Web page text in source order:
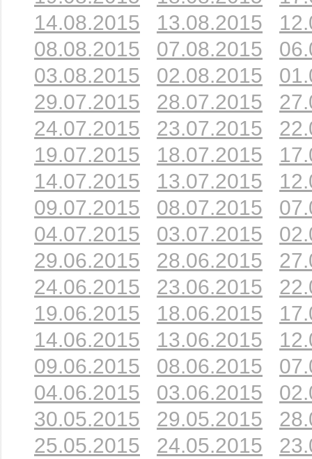
14.08.2015
13.08.2015
08.08.2015
07.08.2015
03.08.2015
02.08.2015
29.07.2015
28.07.2015
24.07.2015
23.07.2015
19.07.2015
18.07.2015
14.07.2015
13.07.2015
09.07.2015
08.07.2015
04.07.2015
03.07.2015
29.06.2015
28.06.2015
24.06.2015
23.06.2015
19.06.2015
18.06.2015
14.06.2015
13.06.2015
09.06.2015
08.06.2015
04.06.2015
03.06.2015
30.05.2015
29.05.2015
25.05.2015
24.05.2015